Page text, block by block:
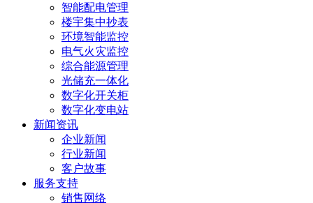
智能配电管理
楼宇集中抄表
环境智能监控
电气火灾监控
综合能源管理
光储充一体化
数字化开关柜
数字化变电站
新闻资讯
企业新闻
行业新闻
客户故事
服务支持
销售网络